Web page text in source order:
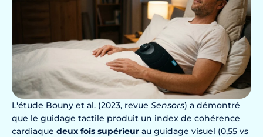
L'étude Bouny et al. (2023, revue Sensors) a démontré
que le guidage tactile produit un index de cohérence
cardiaque deux fois supérieur au guidage visuel (0,55 vs